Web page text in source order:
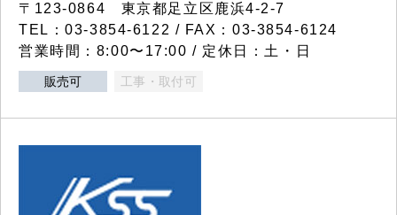
〒123-0864 東京都足立区鹿浜4-2-7
TEL：03-3854-6122 / FAX：03-3854-6124
営業時間：8:00〜17:00 / 定休日：土・日
販売可 工事・取付可